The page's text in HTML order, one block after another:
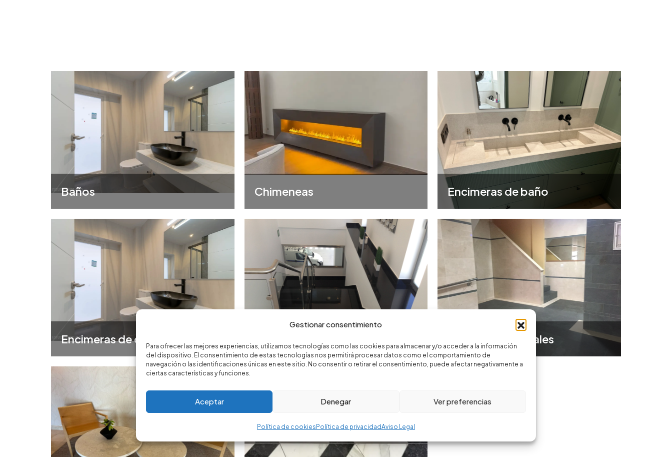
Gestionar consentimiento
Para ofrecer las mejores experiencias, utilizamos tecnologías como las cookies para almacenar y/o acceder a la información
del dispositivo. El consentimiento de estas tecnologías nos permitirá procesar datos como el comportamiento de
navegación o las identificaciones únicas en este sitio. No consentir o retirar el consentimiento, puede afectar negativamente a
ciertas características y funciones.
Aceptar Denegar Ver preferencias
Política de cookiesPolítica de privacidadAviso Legal
Baños Chimeneas Encimeras de baño
Encimeras de cocina Fachadas y Portales